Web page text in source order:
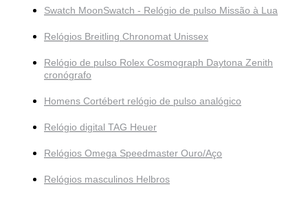
Swatch MoonSwatch - Relógio de pulso Missão à Lua
Relógios Breitling Chronomat Unissex
Relógio de pulso Rolex Cosmograph Daytona Zenith
cronógrafo
Homens Cortébert relógio de pulso analógico
Relógio digital TAG Heuer
Relógios Omega Speedmaster Ouro/Aço
Relógios masculinos Helbros